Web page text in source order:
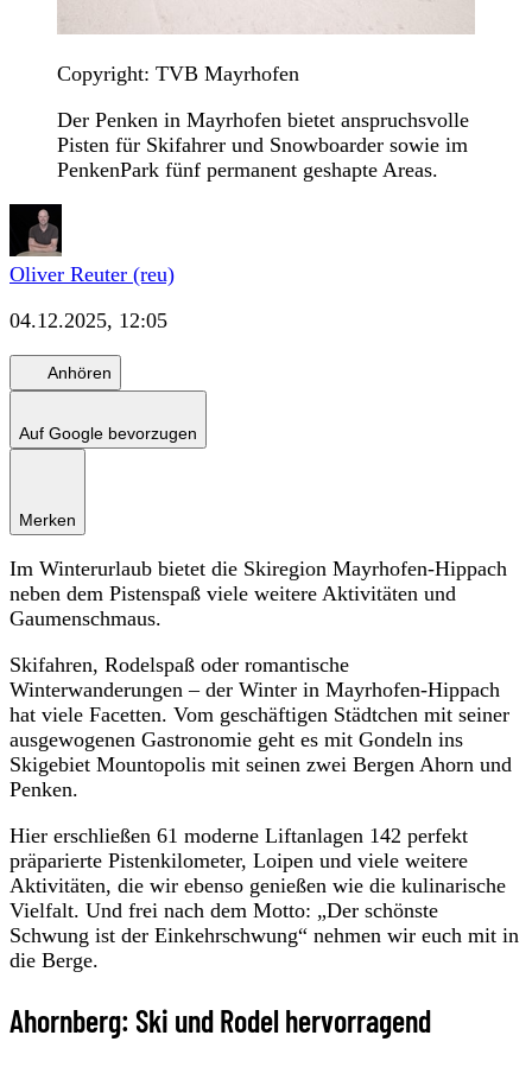
Copyright: TVB Mayrhofen
Der Penken in Mayrhofen bietet anspruchsvolle
Pisten für Skifahrer und Snowboarder sowie im
PenkenPark fünf permanent geshapte Areas.
Oliver Reuter (reu)
04.12.2025, 12:05
Anhören
Auf Google bevorzugen
Merken
Im Winterurlaub bietet die Skiregion Mayrhofen-Hippach
neben dem Pistenspaß viele weitere Aktivitäten und
Gaumenschmaus.
Skifahren, Rodelspaß oder romantische
Winterwanderungen – der Winter in Mayrhofen-Hippach
hat viele Facetten. Vom geschäftigen Städtchen mit seiner
ausgewogenen Gastronomie geht es mit Gondeln ins
Skigebiet Mountopolis mit seinen zwei Bergen Ahorn und
Penken.
Hier erschließen 61 moderne Liftanlagen 142 perfekt
präparierte Pistenkilometer, Loipen und viele weitere
Aktivitäten, die wir ebenso genießen wie die kulinarische
Vielfalt. Und frei nach dem Motto: „Der schönste
Schwung ist der Einkehrschwung“ nehmen wir euch mit in
die Berge.
Ahornberg: Ski und Rodel hervorragend